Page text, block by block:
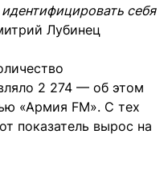
себя
Лубинец
2 274 — об этом
«Армия FM». С тех
показатель вырос на